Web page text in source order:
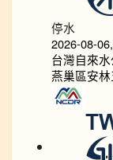
停水
2026-08-
台灣自來水
燕巢區安